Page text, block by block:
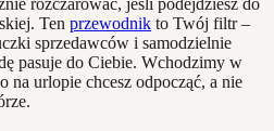
Ten przewodnik to Twój filtr –
sprzedawców i samodzielnie
pasuje do Ciebie. Wchodzimy w
na urlopie chcesz odpocząć, a nie